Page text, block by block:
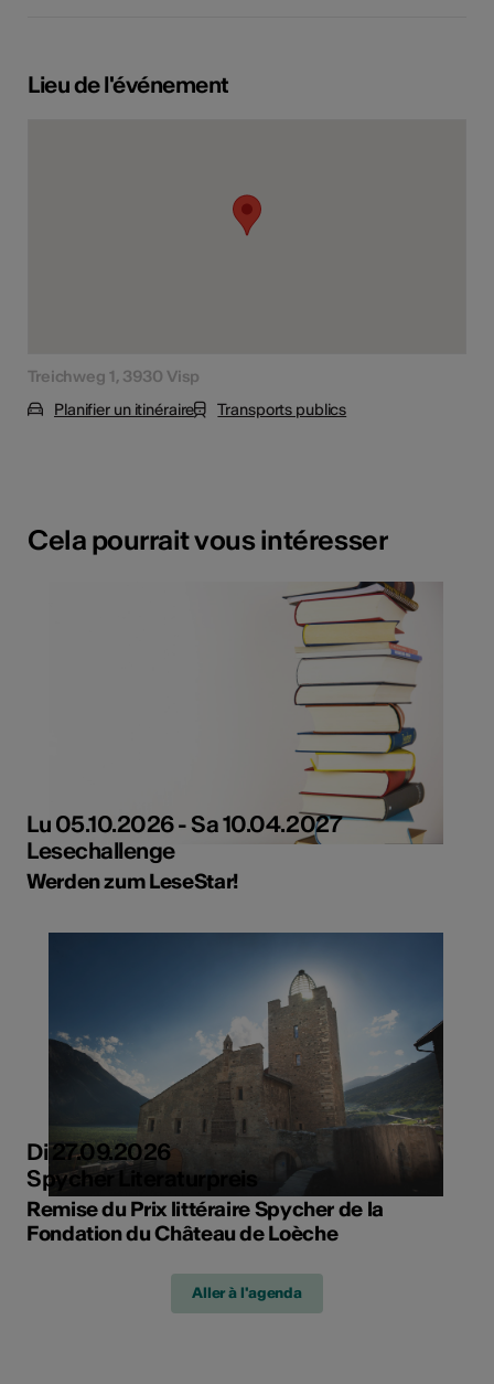
Lieu de l'événement
Treichweg 1, 3930 Visp
Planifier un itinéraire
Transports publics
Cela pourrait vous intéresser
Lu 05.10.2026 - Sa 10.04.2027
Lesechallenge
Werden zum LeseStar!
Di 27.09.2026
Spycher Literaturpreis
Remise du Prix littéraire Spycher de la
Fondation du Château de Loèche
Aller à l'agenda